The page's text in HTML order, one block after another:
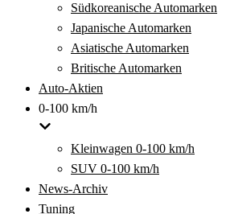
Südkoreanische Automarken
Japanische Automarken
Asiatische Automarken
Britische Automarken
Auto-Aktien
0-100 km/h
Kleinwagen 0-100 km/h
SUV 0-100 km/h
News-Archiv
Tuning